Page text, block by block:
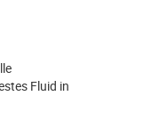
Fluid in